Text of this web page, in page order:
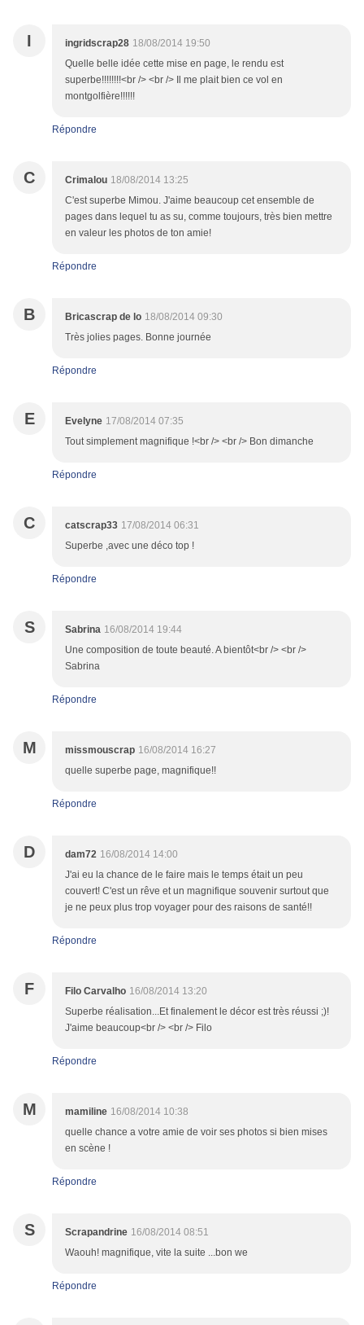
I ingridscrap28 18/08/2014 19:50
Quelle belle idée cette mise en page, le rendu est
superbe!!!!!!!!<br /> <br /> Il me plait bien ce vol en
montgolfière!!!!!!
Répondre
C Crimalou 18/08/2014 13:25
C'est superbe Mimou. J'aime beaucoup cet ensemble de
pages dans lequel tu as su, comme toujours, très bien mettre
en valeur les photos de ton amie!
Répondre
B Bricascrap de lo 18/08/2014 09:30
Très jolies pages. Bonne journée
Répondre
E Evelyne 17/08/2014 07:35
Tout simplement magnifique !<br /> <br /> Bon dimanche
Répondre
C catscrap33 17/08/2014 06:31
Superbe ,avec une déco top !
Répondre
S Sabrina 16/08/2014 19:44
Une composition de toute beauté. A bientôt<br /> <br />
Sabrina
Répondre
M missmouscrap 16/08/2014 16:27
quelle superbe page, magnifique!!
Répondre
D dam72 16/08/2014 14:00
J'ai eu la chance de le faire mais le temps était un peu
couvert! C'est un rêve et un magnifique souvenir surtout que
je ne peux plus trop voyager pour des raisons de santé!!
Répondre
F Filo Carvalho 16/08/2014 13:20
Superbe réalisation...Et finalement le décor est très réussi ;)!
J'aime beaucoup<br /> <br /> Filo
Répondre
M mamiline 16/08/2014 10:38
quelle chance a votre amie de voir ses photos si bien mises
en scène !
Répondre
S Scrapandrine 16/08/2014 08:51
Waouh! magnifique, vite la suite ...bon we
Répondre